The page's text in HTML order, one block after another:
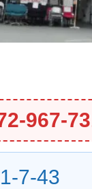
967-
7-43